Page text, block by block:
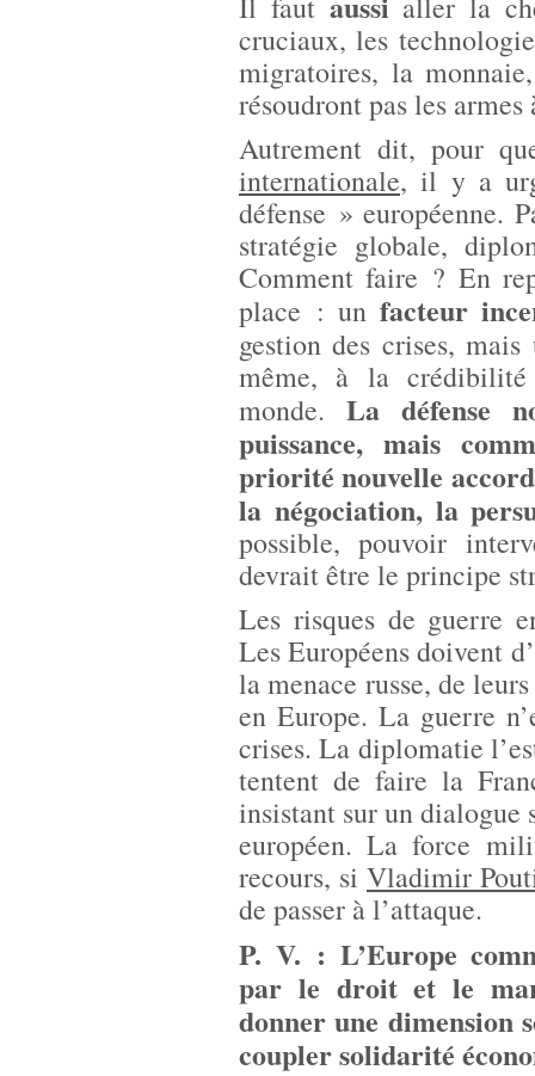
cruciaux, les
migratoires, la
résoudront pas les
Autrement dit, pour
internationale, il y a
défense » européenne.
stratégie globale,
Comment faire ? En
place : un facteur
gestion des crises,
même, à la crédibilité
monde. La défense
puissance, mais
priorité nouvelle
la négociation, la
possible, pouvoir
devrait être le principe
Les risques de guerre
Les Européens doivent
la menace russe, de
en Europe. La guerre
crises. La diplomatie
tentent de faire la
insistant sur un dialogue
européen. La force
recours, si Vladimir
de passer à l’attaque.
P. V. : L’Europe
par le droit et le
donner une dimension
coupler solidarité